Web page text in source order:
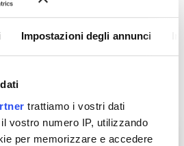
Impostazioni degli annunci
trattiamo i vostri dati
vostro numero IP, utilizzando
per memorizzare e accedere